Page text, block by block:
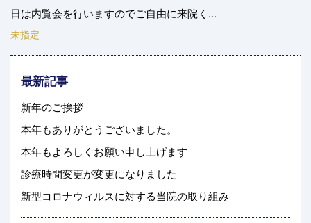
日は内覧会を行いますのでご自由に来院く...
未指定
最新記事
新年のご挨拶
本年もありがとうございました。
本年もよろしくお願い申し上げます
診療時間変更が変更になりました
新型コロナウィルスに対する当院の取り組み